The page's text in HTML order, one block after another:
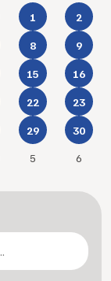
1 2
8 9
15 16
22 23
29 30
5 6